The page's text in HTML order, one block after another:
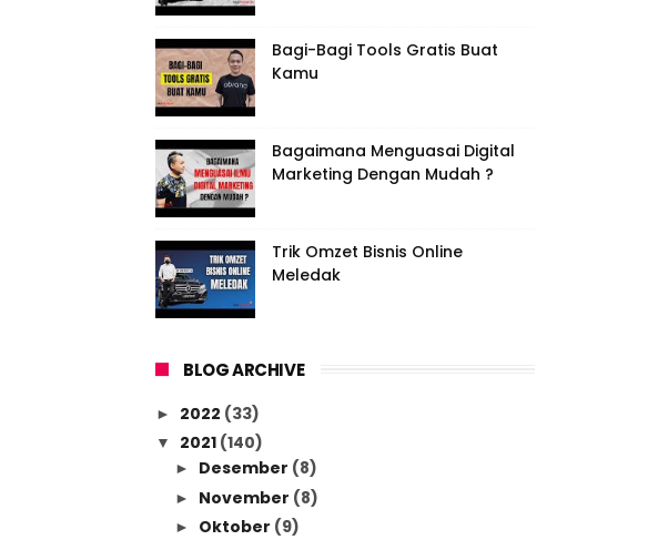
Bagi-Bagi Tools Gratis Buat
Kamu
Bagaimana Menguasai Digital
Marketing Dengan Mudah ?
Trik Omzet Bisnis Online
Meledak
BLOG ARCHIVE
► 2022 (33)
▼ 2021 (140)
► Desember (8)
► November (8)
► Oktober (9)